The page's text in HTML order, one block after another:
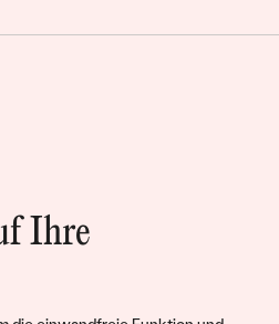
Ihre
wir
Schönheit und